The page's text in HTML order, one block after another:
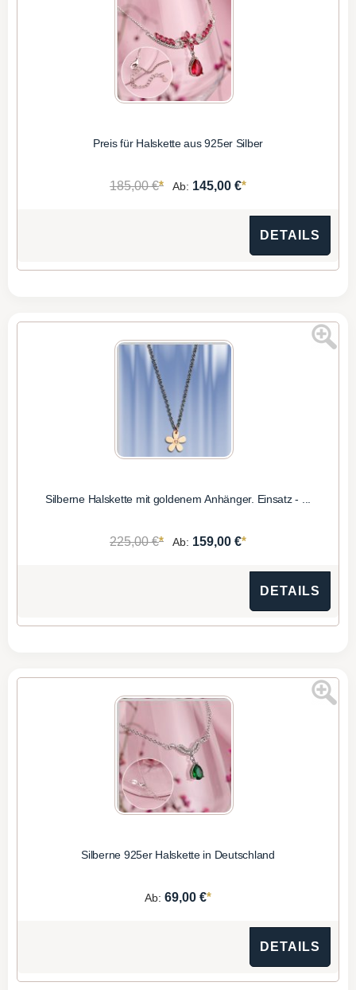
Preis für Halskette aus 925er Silber
185,00 €* Ab: 145,00 €*
DETAILS
Silberne Halskette mit goldenem Anhänger. Einsatz - ...
225,00 €* Ab: 159,00 €*
DETAILS
Silberne 925er Halskette in Deutschland
Ab: 69,00 €*
DETAILS